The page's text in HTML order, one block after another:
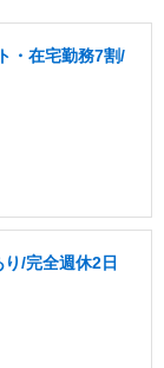
・在宅勤務7割/
/完全週休2日